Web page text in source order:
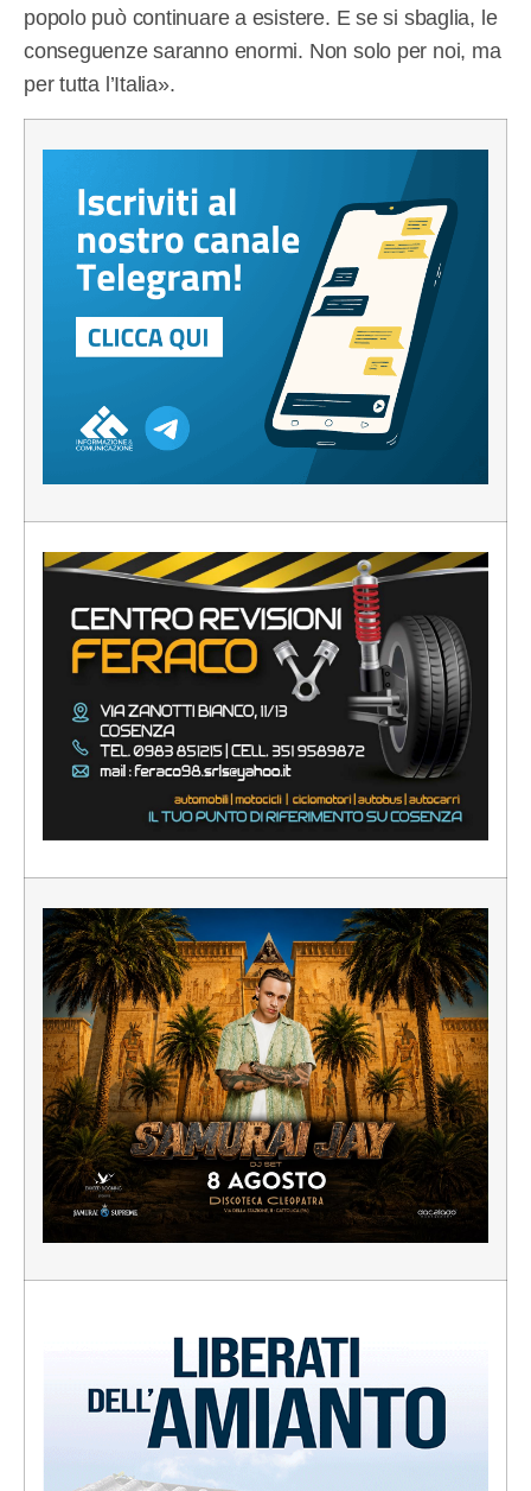
popolo può continuare a esistere. E se si sbaglia, le
conseguenze saranno enormi. Non solo per noi, ma
per tutta l’Italia».